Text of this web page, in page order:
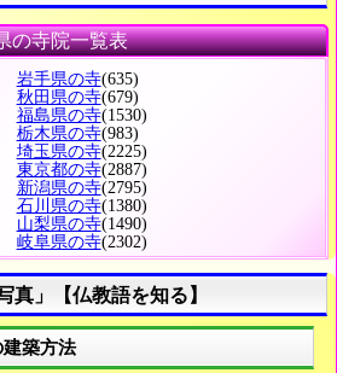
の寺院一覧表
岩手県の寺(635)
秋田県の寺(679)
福島県の寺(1530)
栃木県の寺(983)
埼玉県の寺(2225)
東京都の寺(2887)
新潟県の寺(2795)
石川県の寺(1380)
山梨県の寺(1490)
岐阜県の寺(2302)
真」【仏教語を知る】
築方法